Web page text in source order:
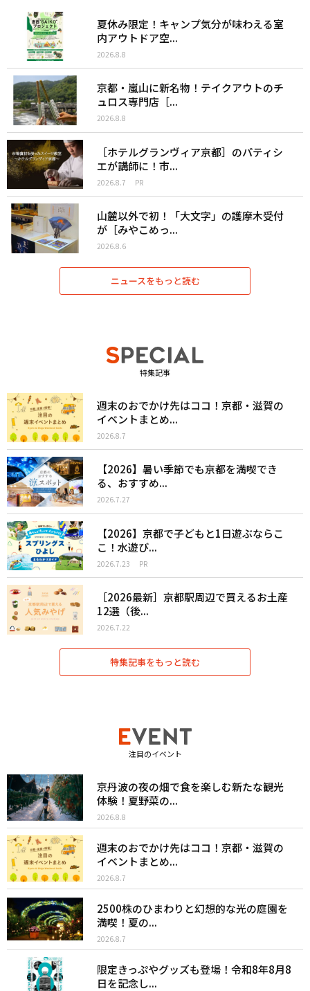
夏休み限定！キャンプ気分が味わえる室
内アウトドア空...
2026.8.8
京都・嵐山に新名物！テイクアウトのチ
ュロス専門店［...
2026.8.8
［ホテルグランヴィア京都］のパティシ
エが講師に！市...
2026.8.7 PR
山麓以外で初！「大文字」の護摩木受付
が［みやこめっ...
2026.8.6
ニュースをもっと読む
特集記事
週末のおでかけ先はココ！京都・滋賀の
イベントまとめ...
2026.8.7
【2026】暑い季節でも京都を満喫でき
る、おすすめ...
2026.7.27
【2026】京都で子どもと1日遊ぶならこ
こ！水遊び...
2026.7.23 PR
［2026最新］京都駅周辺で買えるお土産
12選（後...
2026.7.22
特集記事をもっと読む
注目のイベント
京丹波の夜の畑で食を楽しむ新たな観光
体験！夏野菜の...
2026.8.8
週末のおでかけ先はココ！京都・滋賀の
イベントまとめ...
2026.8.7
2500株のひまわりと幻想的な光の庭園を
満喫！夏の...
2026.8.7
限定きっぷやグッズも登場！令和8年8月8
日を記念し...